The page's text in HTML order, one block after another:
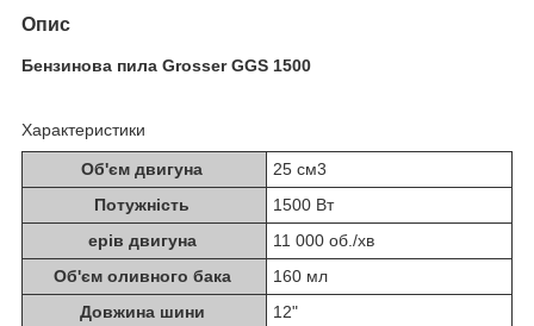
Опис
Бензинова пила Grosser GGS 1500
Характеристики
Об'єм двигуна
25 см3
Потужність
1500 Вт
ерів двигуна
11 000 об./хв
Об'єм оливного бака
160 мл
Довжина шини
12"